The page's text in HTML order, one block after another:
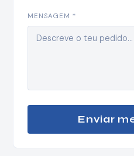
MENSAGEM *
Enviar